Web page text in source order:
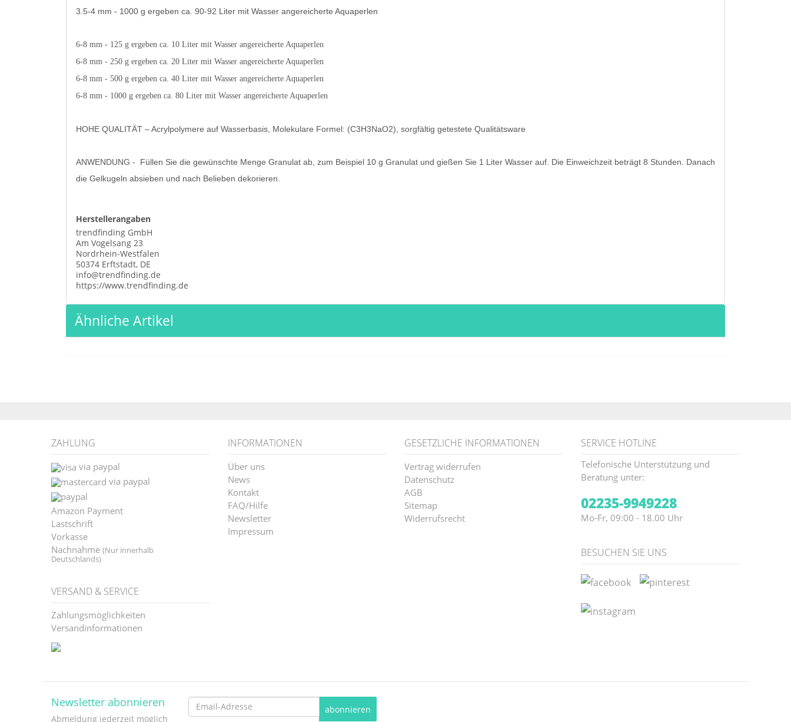
3.5-4 mm - 1000 g ergeben ca. 90-92 Liter mit Wasser angereicherte Aquaperlen
6-8 mm - 125 g ergeben ca. 10 Liter mit Wasser angereicherte Aquaperlen
6-8 mm - 250 g ergeben ca. 20 Liter mit Wasser angereicherte Aquaperlen
6-8 mm - 500 g ergeben ca. 40 Liter mit Wasser angereicherte Aquaperlen
6-8 mm - 1000 g ergeben ca. 80 Liter mit Wasser angereicherte Aquaperlen
HOHE QUALITÄT – Acrylpolymere auf Wasserbasis, Molekulare Formel: (C3H3NaO2), sorgfältig getestete Qualitätsware
ANWENDUNG - Füllen Sie die gewünschte Menge Granulat ab, zum Beispiel 10 g Granulat und gießen Sie 1 Liter Wasser auf. Die Einweichzeit beträgt 8 Stunden. Danach
die Gelkugeln absieben und nach Belieben dekorieren.
Herstellerangaben
trendfinding GmbH
Am Vogelsang 23
Nordrhein-Westfalen
50374 Erftstadt, DE
info@trendfinding.de
https://www.trendfinding.de
Ähnliche Artikel
ZAHLUNG
via paypal
via paypal
Amazon Payment
Lastschrift
Vorkasse
Nachnahme (Nur innerhalb
Deutschlands)
VERSAND & SERVICE
Zahlungsmöglichkeiten
Versandinformationen
INFORMATIONEN
Über uns
News
Kontakt
FAQ/Hilfe
Newsletter
Impressum
GESETZLICHE INFORMATIONEN
Vertrag widerrufen
Datenschutz
AGB
Sitemap
Widerrufsrecht
SERVICE HOTLINE
Telefonische Unterstützung und
Beratung unter:
02235-9949228
Mo-Fr, 09:00 - 18.00 Uhr
BESUCHEN SIE UNS
Newsletter abonnieren
Abmeldung jederzeit möglich
Email-
abonnieren